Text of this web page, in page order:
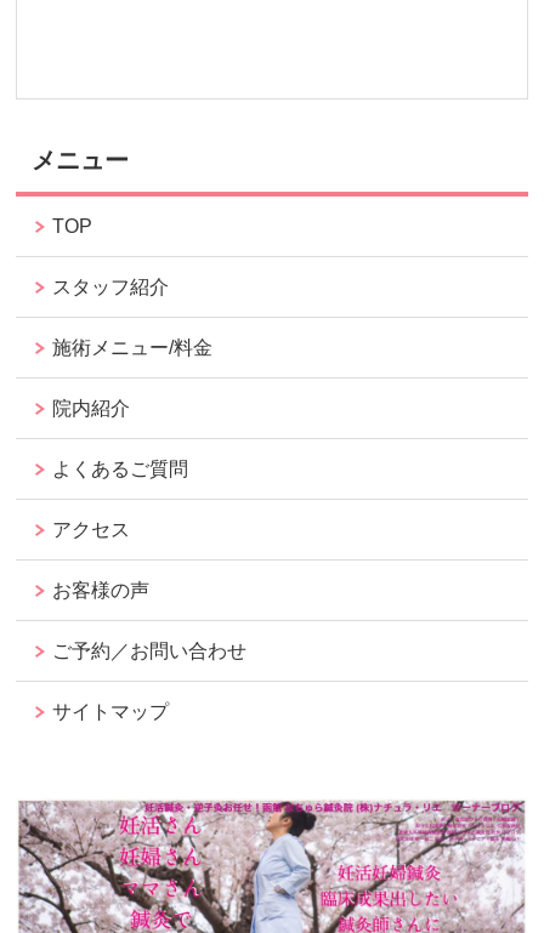
メニュー
TOP
スタッフ紹介
施術メニュー/料金
院内紹介
よくあるご質問
アクセス
お客様の声
ご予約／お問い合わせ
サイトマップ